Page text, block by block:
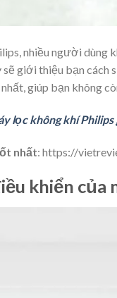
nhiều người dùng
sẽ giới thiệu bạn
giúp bạn không
lọc không khí
nhất: https://
khiển